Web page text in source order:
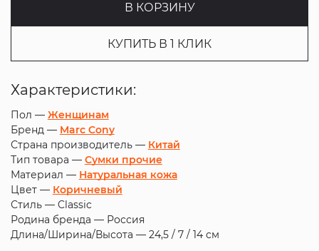
В КОРЗИНУ
КУПИТЬ В 1 КЛИК
Характеристики:
Пол — Женщинам
Бренд — Marc Cony
Страна производитель — Китай
Тип товара — Сумки прочие
Материал — Натуральная кожа
Цвет — Коричневый
Стиль — Classic
Родина бренда — Россия
Длина/Ширина/Высота — 24,5 / 7 / 14 см